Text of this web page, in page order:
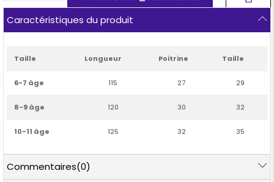
Caractéristiques du produit
Taille Longueur Poitrine Taille
6-7 âge 115 27 29
8-9 âge 120 30 32
10-11 âge 125 32 35
ID du produit:MDVK114Cliquez icipour plus d'informations sur la
procédure de retourTissu:
4
Commentaires(0)